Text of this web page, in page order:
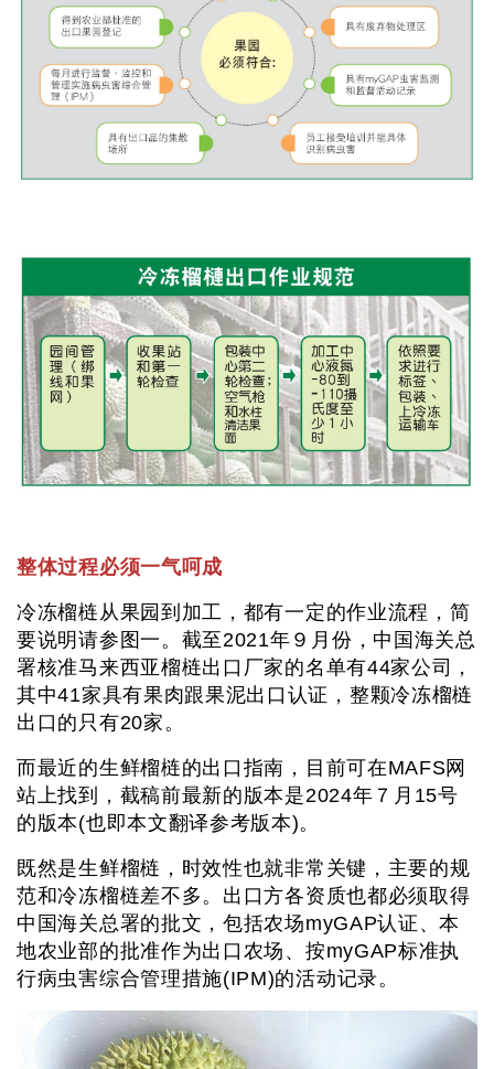
整体过程必须一气呵成
冷冻榴梿从果园到加工，都有一定的作业流程，简
要说明请参图一。截至2021年９月份，中国海关总
署核准马来西亚榴梿出口厂家的名单有44家公司，
其中41家具有果肉跟果泥出口认证，整颗冷冻榴梿
出口的只有20家。
而最近的生鲜榴梿的出口指南，目前可在MAFS网
站上找到，截稿前最新的版本是2024年７月15号
的版本(也即本文翻译参考版本)。
既然是生鲜榴梿，时效性也就非常关键，主要的规
范和冷冻榴梿差不多。出口方各资质也都必须取得
中国海关总署的批文，包括农场myGAP认证、本
地农业部的批准作为出口农场、按myGAP标准执
行病虫害综合管理措施(IPM)的活动记录。